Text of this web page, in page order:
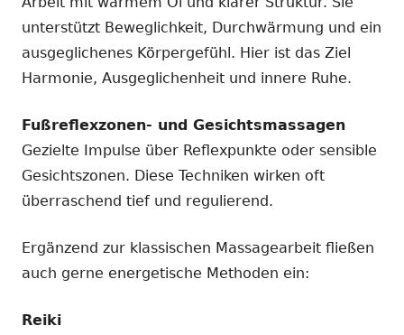
unterstützt Beweglichkeit, Durchwärmung und ein
ausgeglichenes Körpergefühl. Hier ist das Ziel
Harmonie, Ausgeglichenheit und innere Ruhe.
Fußreflexzonen- und Gesichtsmassagen
Gezielte Impulse über Reflexpunkte oder sensible
Gesichtszonen. Diese Techniken wirken oft
überraschend tief und regulierend.
Ergänzend zur klassischen Massagearbeit fließen
auch gerne energetische Methoden ein:
Reiki